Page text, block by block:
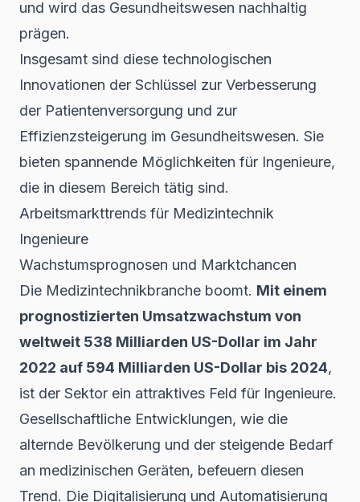
und wird das Gesundheitswesen nachhaltig
prägen.
Insgesamt sind diese technologischen
Innovationen der Schlüssel zur Verbesserung
der Patientenversorgung und zur
Effizienzsteigerung im Gesundheitswesen. Sie
bieten spannende Möglichkeiten für Ingenieure,
die in diesem Bereich tätig sind.
Arbeitsmarkttrends für Medizintechnik
Ingenieure
Wachstumsprognosen und Marktchancen
Die Medizintechnikbranche boomt. Mit einem
prognostizierten Umsatzwachstum von
weltweit 538 Milliarden US-Dollar im Jahr
2022 auf 594 Milliarden US-Dollar bis 2024,
ist der Sektor ein attraktives Feld für Ingenieure.
Gesellschaftliche Entwicklungen, wie die
alternde Bevölkerung und der steigende Bedarf
an medizinischen Geräten, befeuern diesen
Trend. Die Digitalisierung und Automatisierung